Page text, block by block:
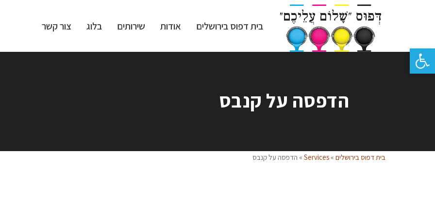
פתח סרגל נגישות
בית דפוס בירושלים אודות שירותים בלוג צור קשר
הדפסה על קנבס
בית דפוס בירושלים »
Services
» הדפסה על קנבס